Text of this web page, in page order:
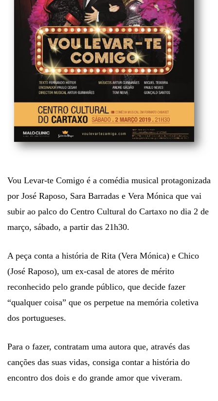
Vou Levar-te Comigo é a comédia musical protagonizada
por José Raposo, Sara Barradas e Vera Mónica que vai
subir ao palco do Centro Cultural do Cartaxo no dia 2 de
março, sábado, a partir das 21h30.
A peça conta a história de Rita (Vera Mónica) e Chico
(José Raposo), um ex-casal de atores de mérito
reconhecido pelo grande público, que decide fazer
“qualquer coisa” que os perpetue na memória coletiva
dos portugueses.
Para o fazer, contratam uma autora que, através das
canções das suas vidas, consiga contar a história do
encontro dos dois e do grande amor que viveram.